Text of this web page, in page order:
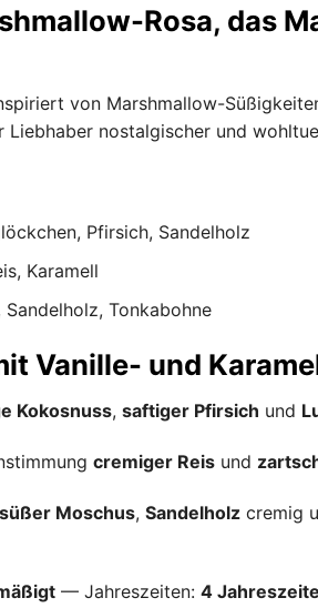
Rosa, das
von Marshmallow-
nostalgischer und
Pfirsich, Sandelholz
Karamell
Sandelholz, Tonkabohne
Vanille- und
Kokosnuss, saftiger Pfirsich und
cremiger Reis und
süßer Moschus, Sandelholz cremig
— Jahreszeiten: 4